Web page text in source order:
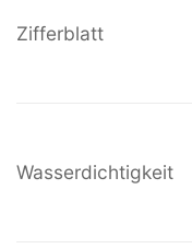
Zifferblatt
Wasserdichtigkeit